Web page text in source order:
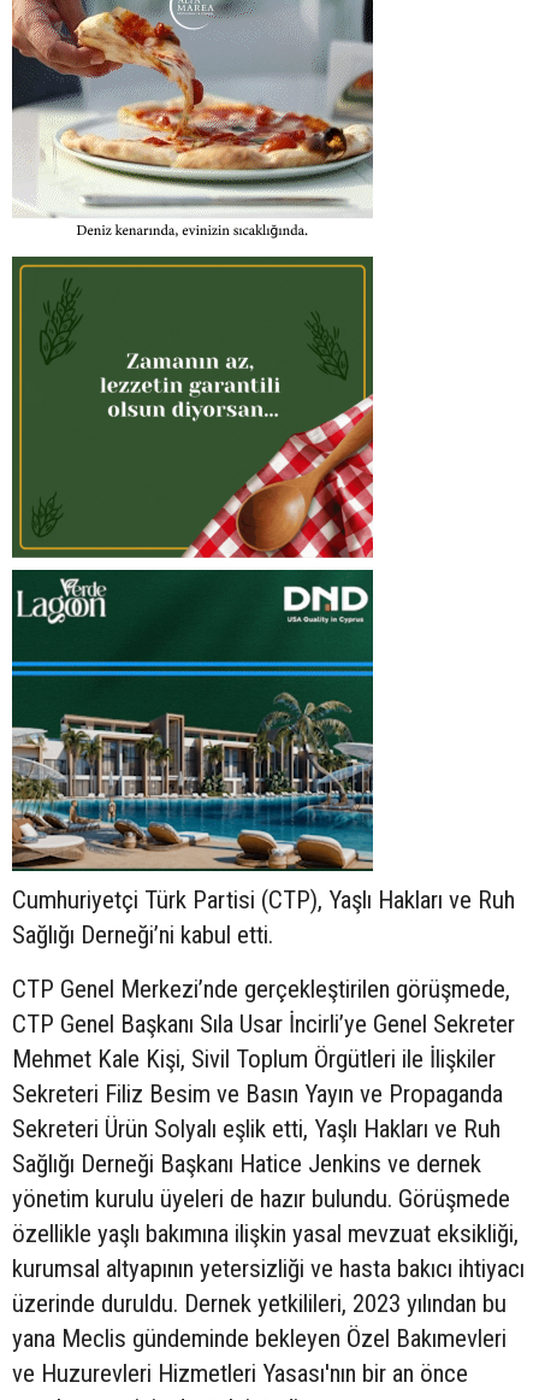
Cumhuriyetçi Türk Partisi (CTP), Yaşlı Hakları ve Ruh
Sağlığı Derneği’ni kabul etti.
CTP Genel Merkezi’nde gerçekleştirilen görüşmede,
CTP Genel Başkanı Sıla Usar İncirli’ye Genel Sekreter
Mehmet Kale Kişi, Sivil Toplum Örgütleri ile İlişkiler
Sekreteri Filiz Besim ve Basın Yayın ve Propaganda
Sekreteri Ürün Solyalı eşlik etti, Yaşlı Hakları ve Ruh
Sağlığı Derneği Başkanı Hatice Jenkins ve dernek
yönetim kurulu üyeleri de hazır bulundu. Görüşmede
özellikle yaşlı bakımına ilişkin yasal mevzuat eksikliği,
kurumsal altyapının yetersizliği ve hasta bakıcı ihtiyacı
üzerinde duruldu. Dernek yetkilileri, 2023 yılından bu
yana Meclis gündeminde bekleyen Özel Bakımevleri
ve Huzurevleri Hizmetleri Yasası'nın bir an önce